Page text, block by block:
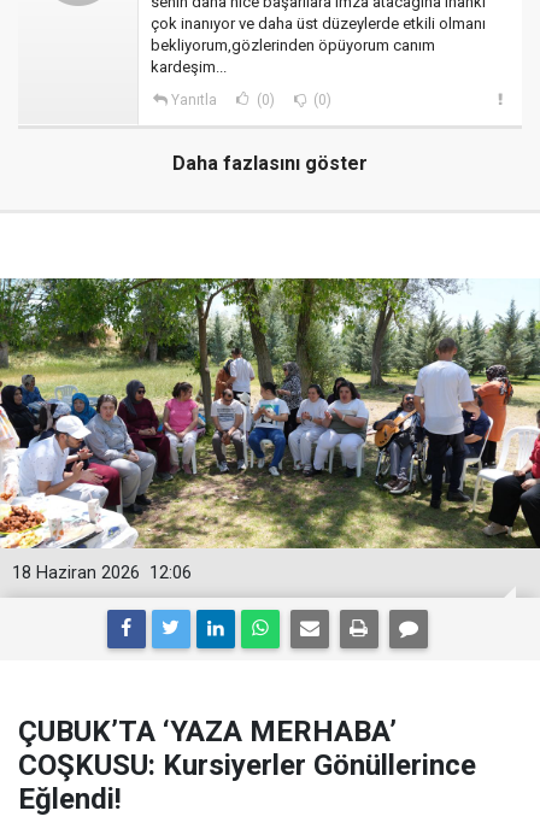
çok inanıyor ve daha üst düzeylerde etkili olmanı
bekliyorum,gözlerinden öpüyorum canım
kardeşim...
Yanıtla (0) (0)
Daha fazlasını göster
12:06
18 Haziran 2026
ÇUBUK’TA ‘YAZA MERHABA’
COŞKUSU: Kursiyerler Gönüllerince
Eğlendi!